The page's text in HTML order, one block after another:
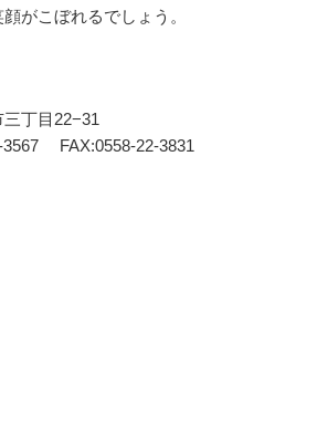
がこぼれるでしょう。
丁目22−31
FAX:0558-22-3831